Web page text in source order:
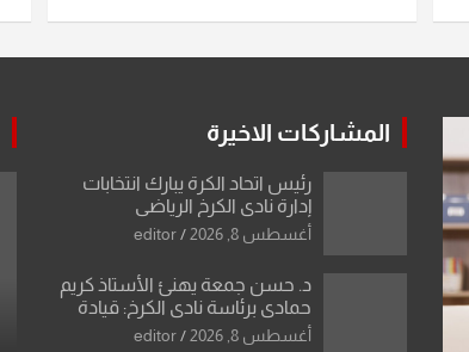
المشاركات الاخيرة
رئيس اتحاد الكرة يبارك انتخابات
إدارة نادي الكرخ الرياضي
أغسطس 8, 2026 editor
د. حسن جمعة يهنئ الأستاذ كريم
حمادي برئاسة نادي الكرخ: قيادة
استثنائية ونقلة نوعية في الرياضة
أغسطس 8, 2026 editor